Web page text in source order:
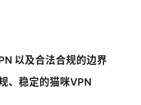
以及合法合规的边界
、稳定的猫咪VPN